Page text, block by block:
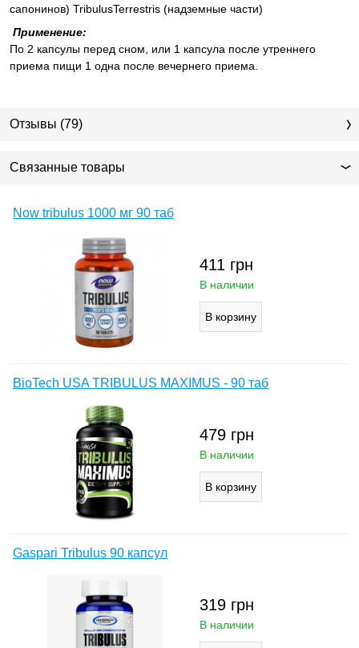
сапонинов) TribulusTerrestris (надземные части)
Применение:
По 2 капсулы перед сном, или 1 капсула после утреннего
приема пищи 1 одна после вечернего приема.
Отзывы (79)
Связанные товары
Now tribulus 1000 мг 90 таб
411 грн
В наличии
BioTech USA TRIBULUS MAXIMUS - 90 таб
479 грн
В наличии
Gaspari Tribulus 90 капсул
319 грн
В наличии